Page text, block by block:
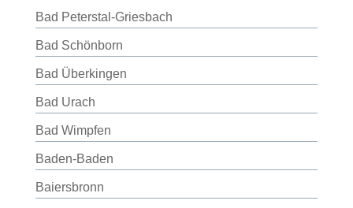
Bad Peterstal-Griesbach
Bad Schönborn
Bad Überkingen
Bad Urach
Bad Wimpfen
Baden-Baden
Baiersbronn